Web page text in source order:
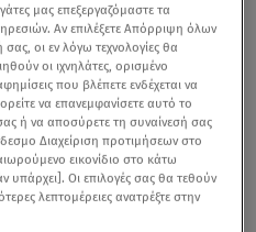
μας επεξεργαζόμαστε τα
Αν επιλέξετε Απόρριψη όλων
οι εν λόγω τεχνολογίες θα
οι ιχνηλάτες, ορισμένο
που βλέπετε ενδέχεται να
να επανεμφανίσετε αυτό το
ή να αποσύρετε τη συναίνεσή σας
Διαχείριση προτιμήσεων στο
εικονίδιο στο κάτω
υπάρχει]. Οι επιλογές σας θα τεθούν
λεπτομέρειες ανατρέξτε στην